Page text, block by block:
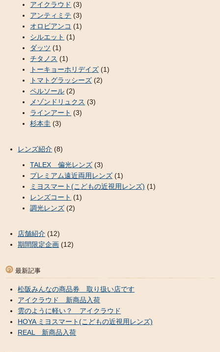
アイクラウド (3)
アンティミテ (3)
オロビアンコ (1)
シルエット (1)
ダッツ (1)
チタノス (1)
トーキョーホリデイズ (1)
トマトグラッシーズ (2)
ペルソール (2)
メゾンドリュクス (3)
ラインアート (3)
杉本圭 (3)
レンズ紹介 (8)
TALEX 偏光レンズ (3)
プレミアム遠近両用レンズ (1)
ミヨスマート(こどもの近視用レンズ) (1)
レンズコート (1)
調光レンズ (2)
店舗紹介 (12)
期間限定企画 (12)
最新記事
松阪みんなの商品券 取り扱い店です
アイクラウド 新商品入荷
雲のように軽い？ アイクラウド
HOYA ミヨスマート(こどもの近視用レンズ)
REAL 新商品入荷